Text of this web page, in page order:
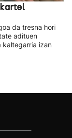
da tresna hori
adituen
kaltegarria izan